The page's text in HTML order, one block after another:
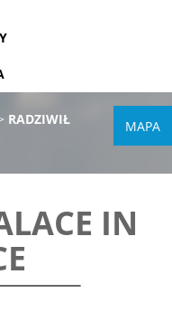
RADZIWIŁ
MAPA
IN